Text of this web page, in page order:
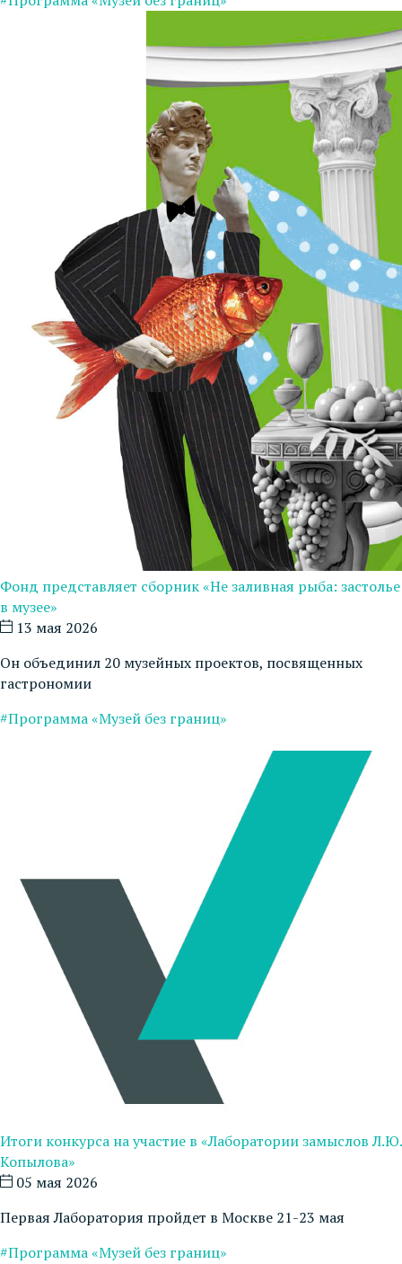
Фонд представляет сборник «Не заливная рыба: застолье
в музее»
13 мая 2026
Он объединил 20 музейных проектов, посвященных
гастрономии
#Программа «Музей без границ»
Итоги конкурса на участие в «Лаборатории замыслов Л.Ю.
Копылова»
05 мая 2026
Первая Лаборатория пройдет в Москве 21-23 мая
#Программа «Музей без границ»